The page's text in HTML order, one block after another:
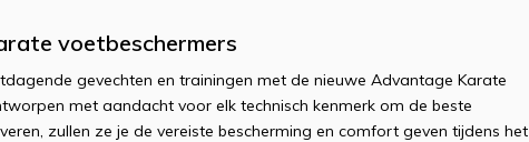
voetbeschermers
gevechten en trainingen met de nieuwe Advantage Karate
met aandacht voor elk technisch kenmerk om de beste
zullen ze je de vereiste bescherming en comfort geven tijdens het